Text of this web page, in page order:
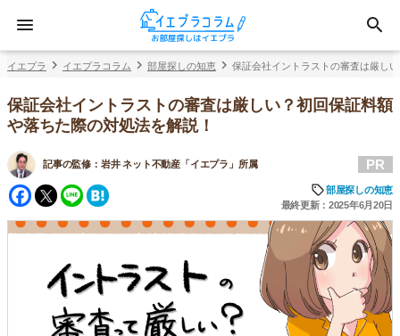
イエプラ イエプラコラム 部屋探しの知恵 保証会社イントラストの審査は厳し
保証会社イントラストの審査は厳しい？初回保証料額
や落ちた際の対処法を解説！
記事の監修： 岩井 ネット不動産「イエプラ」所属
Facebook
Twitter
Line
PR
部屋探しの知恵
最終更新：2025年6月20日